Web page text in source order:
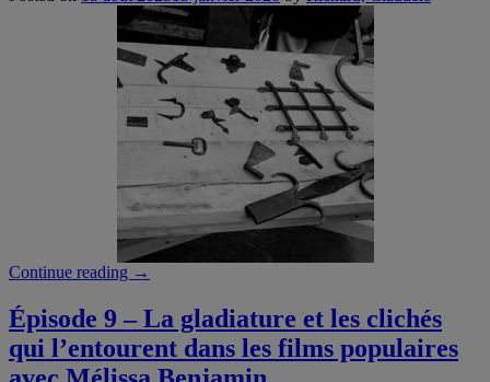
Joseph
Bouchette
avec
Jérémie
Lévesque-
St-
Louis”
Continue reading “Épisode
Les
artisans
→
Épisode 9 – La gladiature et les clichés
qui l’entourent dans les films populaires